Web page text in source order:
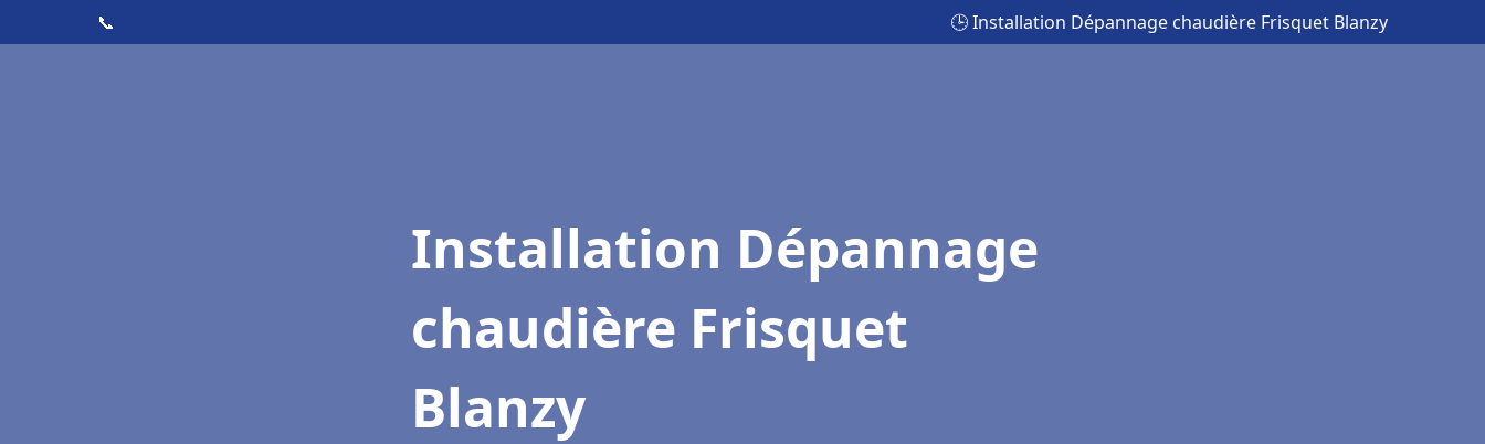
📞 🕒 Installation Dépannage chaudière Frisquet Blanzy
Installation Dépannage
chaudière Frisquet
Blanzy